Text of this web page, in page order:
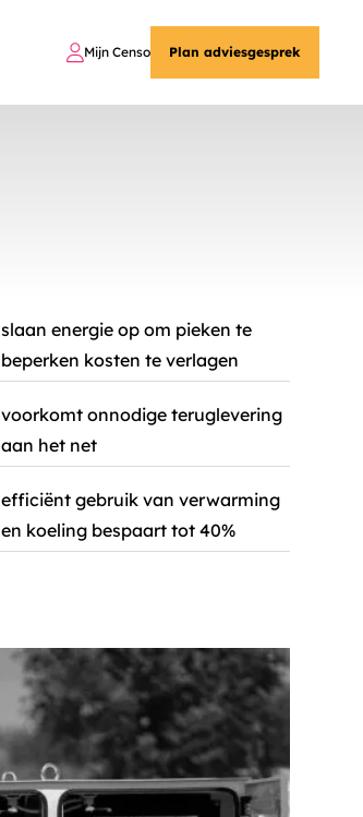
Mijn Censo Plan adviesgesprek
slaan energie op om pieken te
beperken kosten te verlagen
voorkomt onnodige teruglevering
aan het net
efficiënt gebruik van verwarming
en koeling bespaart tot 40%